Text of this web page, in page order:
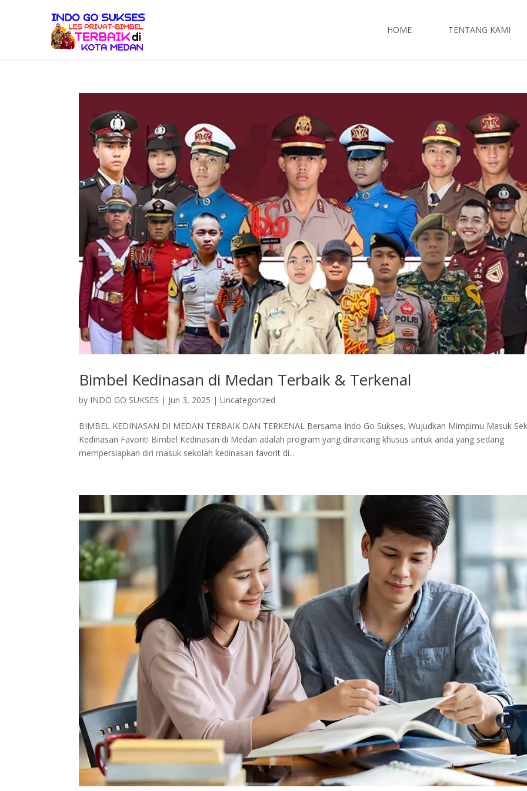
HOME TENTANG KAMI
Bimbel Kedinasan di Medan Terbaik & Terkenal
by INDO GO SUKSES | Jun 3, 2025 |Uncategorized
BIMBEL KEDINASAN DI MEDAN TERBAIK DAN TERKENAL Bersama Indo Go Sukses, Wujudkan Mimpimu Masuk
Kedinasan Favorit! Bimbel Kedinasan di Medan adalah program yang dirancang khusus untuk anda yang sedang
mempersiapkan diri masuk sekolah kedinasan favorit di...